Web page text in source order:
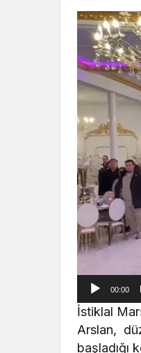
Video
oynatıcı
00:00
İstiklal
Arslan,
başladığı